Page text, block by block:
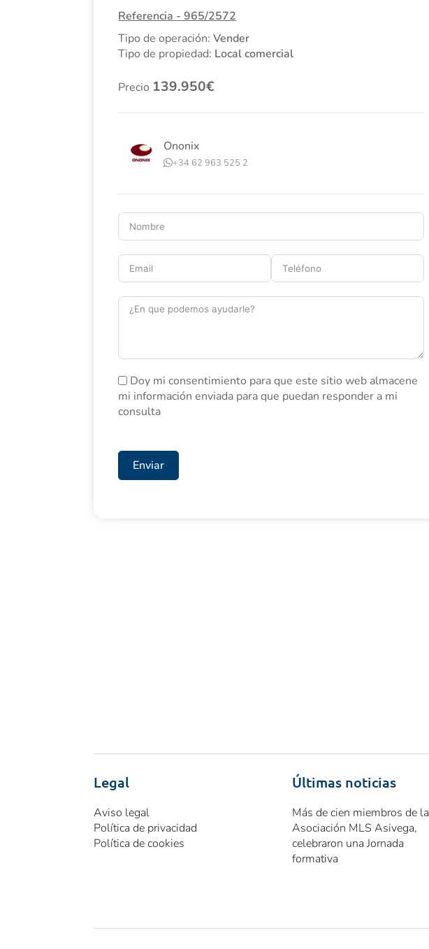
Referencia - 965/2572
Tipo de operación: Vender
Tipo de propiedad: Local comercial
Precio 139.950
Ononix
+34 62 963 525 2
Doy mi consentimiento para que este sitio web almacene
mi información enviada para que puedan responder a mi
consulta
Enviar
Legal
Aviso legal
Política de privacidad
Política de cookies
Últimas noticias
Más de cien miembros de la
Asociación MLS Asivega,
celebraron una Jornada
formativa